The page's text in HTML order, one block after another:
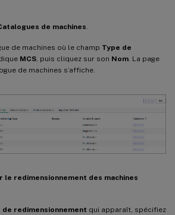
de machines.
de machines où le champ Type de
MCS, puis cliquez sur son Nom. La page
de machines s’affiche.
le redimensionnement des machines
de redimensionnement qui apparaît, spécifiez